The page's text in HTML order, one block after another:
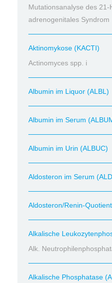
Mutationsanalyse des 21-
adrenogenitales Syndrom
Aktinomykose (KACTI)
Actinomyces spp. i
Albumin im Liquor (ALBL)
Albumin im Serum
Albumin im Urin (ALBUC)
Aldosteron im Serum
Aldosteron/Renin-
Alkalische
Alk.
Alkalische Phosphatase